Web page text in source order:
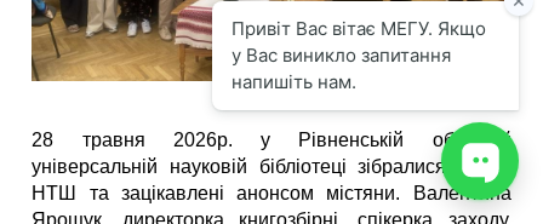
28 травня 2026р. у Рівненській обласній
універсальній науковій бібліотеці зібралися члени
НТШ та зацікавлені анонсом містяни. Валентина
Ярощук, директорка книгозбірні, спікерка заходу,